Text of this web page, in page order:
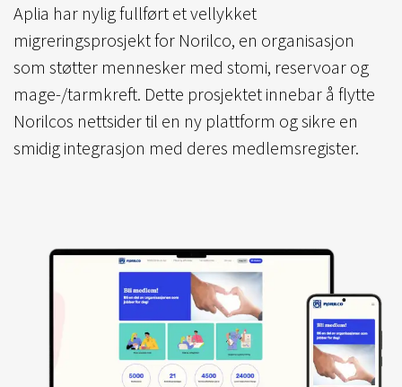
Aplia har nylig fullført et vellykket
migreringsprosjekt for Norilco, en organisasjon
som støtter mennesker med stomi, reservoar og
mage-/tarmkreft. Dette prosjektet innebar å flytte
Norilcos nettsider til en ny plattform og sikre en
smidig integrasjon med deres medlemsregister.